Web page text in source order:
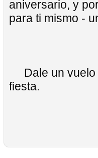
aniversario, y
para ti mismo -
Dale un vuelo
fiesta.